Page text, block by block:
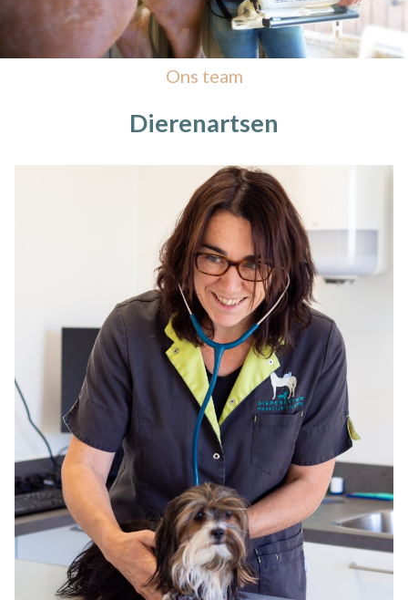
Ons team
Dierenartsen